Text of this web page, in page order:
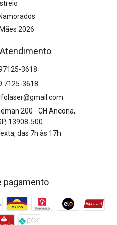
2026
3618
7125-3618
200 - CH Ancona,
13908-500
das 7h às 17h
pagamento